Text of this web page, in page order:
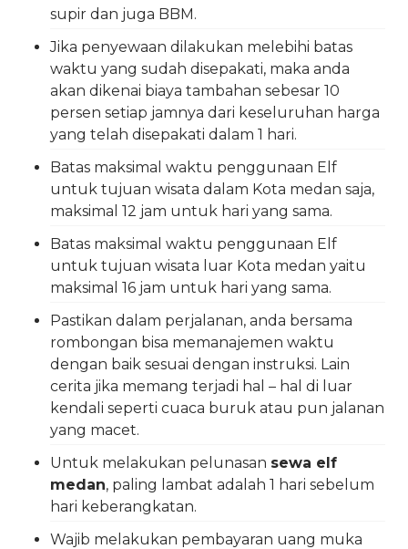
supir dan juga BBM.
Jika penyewaan dilakukan melebihi batas
waktu yang sudah disepakati, maka anda
akan dikenai biaya tambahan sebesar 10
persen setiap jamnya dari keseluruhan harga
yang telah disepakati dalam 1 hari.
Batas maksimal waktu penggunaan Elf
untuk tujuan wisata dalam Kota medan saja,
maksimal 12 jam untuk hari yang sama.
Batas maksimal waktu penggunaan Elf
untuk tujuan wisata luar Kota medan yaitu
maksimal 16 jam untuk hari yang sama.
Pastikan dalam perjalanan, anda bersama
rombongan bisa memanajemen waktu
dengan baik sesuai dengan instruksi. Lain
cerita jika memang terjadi hal – hal di luar
kendali seperti cuaca buruk atau pun jalanan
yang macet.
Untuk melakukan pelunasan sewa elf
medan, paling lambat adalah 1 hari sebelum
hari keberangkatan.
Wajib melakukan pembayaran uang muka